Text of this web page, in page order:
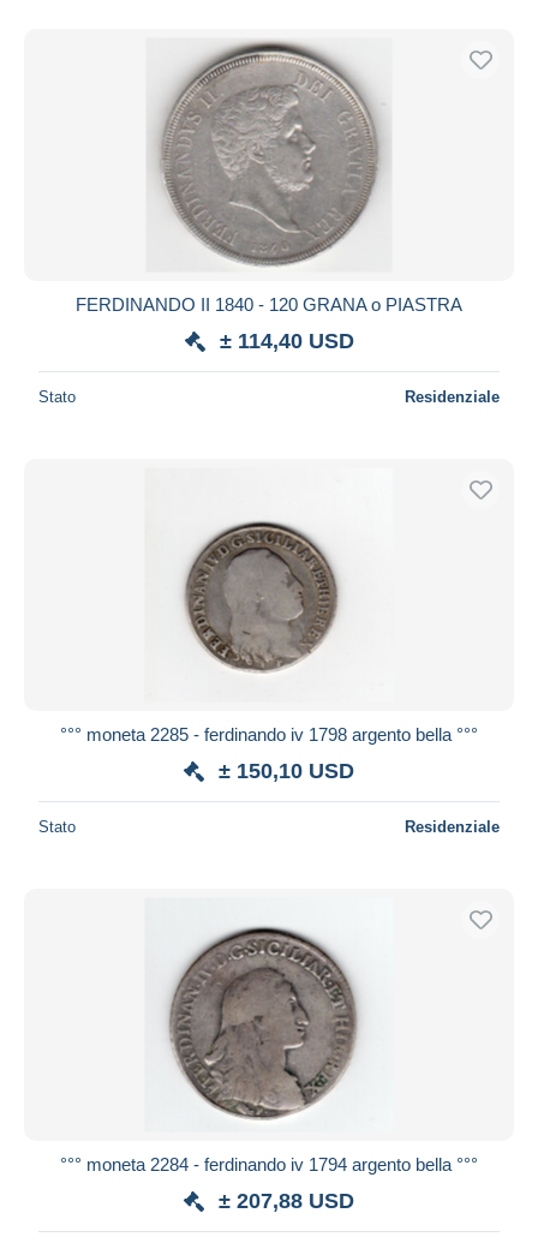
FERDINANDO II 1840 - 120 GRANA o PIASTRA
± 114,40 USD
Stato Residenziale
°°° moneta 2285 - ferdinando iv 1798 argento bella °°°
± 150,10 USD
Stato Residenziale
°°° moneta 2284 - ferdinando iv 1794 argento bella °°°
± 207,88 USD